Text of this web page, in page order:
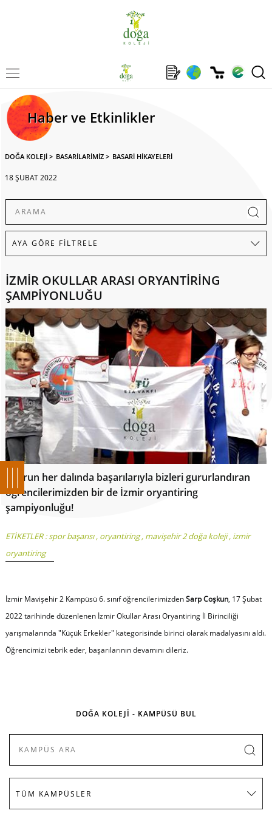
Haber ve Etkinlikler
DOĞA KOLEJİ > BASARİLARİMİZ > BASARİ HİKAYELERİ
18 ŞUBAT 2022
İZMİR OKULLAR ARASI ORYANTİRİNG
ŞAMPİYONLUĞU
Sporun her dalında başarılarıyla bizleri gururlandıran
öğrencilerimizden bir de İzmir oryantiring
şampiyonluğu!
ETİKETLER :spor başarısı, oryantiring, mavişehir 2 doğa koleji, izmir
oryantiring
İzmir Mavişehir 2 Kampüsü 6. sınıf öğrencilerimizdenSarp Coşkun, 17 Şubat
2022 tarihinde düzenlenen İzmir Okullar Arası Oryantiring İl Birinciliği
yarışmalarında "Küçük Erkekler" kategorisinde birinci olarak madalyasını aldı.
Öğrencimizi tebrik eder, başarılarının devamını dileriz.
DOĞA KOLEJİ - KAMPÜSÜ BUL